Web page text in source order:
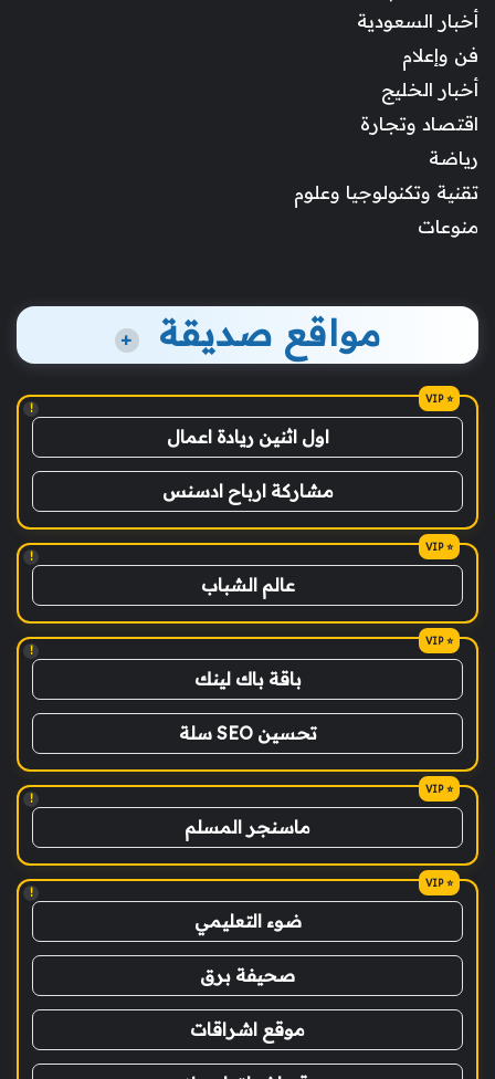
أخبار السعودية
فن وإعلام
أخبار الخليج
اقتصاد وتجارة
رياضة
تقنية وتكنولوجيا وعلوم
منوعات
مواقع صديقة +
!
اول اثنين ريادة اعمال
مشاركة ارباح ادسنس
!
عالم الشباب
!
باقة باك لينك
تحسين SEO سلة
!
ماسنجر المسلم
!
ضوء التعليمي
صحيفة برق
موقع اشراقات